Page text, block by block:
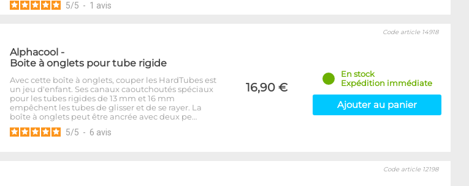
5/5 - 1 avis
Alphacool -
Boite à onglets pour tube rigide
Avec cette boîte à onglets, couper les HardTubes est
un jeu d'enfant. Ses canaux caoutchoutés spéciaux
pour les tubes rigides de 13 mm et 16 mm
empêchent les tubes de glisser et de se rayer. La
boîte à onglets peut être ancrée avec deux pe…
5/5 - 6 avis
16,90 €
Code article 14918
En stock
Expédition immédiate
Ajouter au panier
Code article 12198